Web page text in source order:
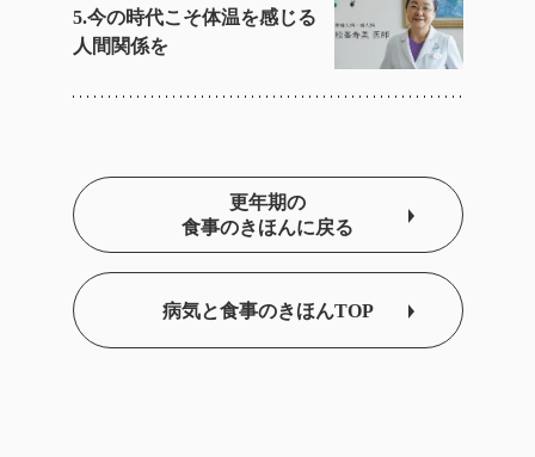
5.今の時代こそ体温を感じる
人間関係を
更年期の
食事のきほんに戻る
病気と食事のきほんTOP